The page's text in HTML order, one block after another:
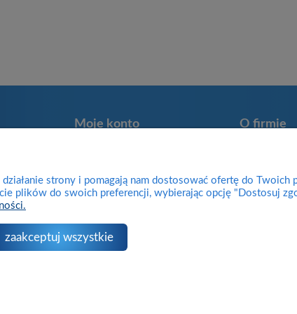
Moje konto
Przechowalnia
O firmie
Zwroty
strony i pomagają nam dostosować ofertę do Twoich
plików do swoich preferencji, wybierając opcję "Dostosuj
zaakceptuj wszystkie